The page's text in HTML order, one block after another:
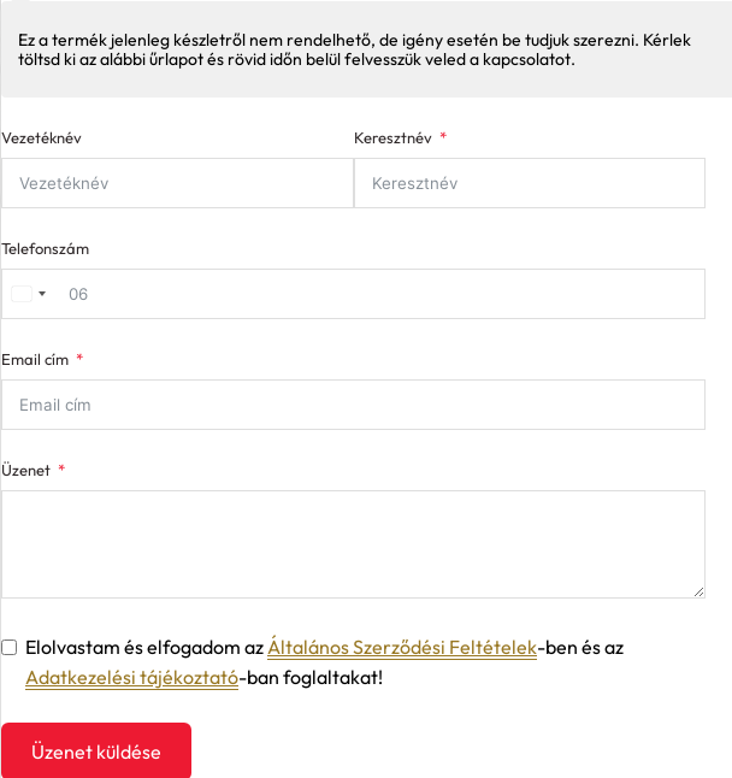
Ez a termék jelenleg készletről nem rendelhető, de igény esetén be tudjuk szerezni. Kérlek
töltsd ki az alábbi űrlapot és rövid időn belül felvesszük veled a kapcsolatot.
Vezetéknév Keresztnév
Telefonszám
Email cím
Üzenet
Elolvastam és elfogadom az Általános Szerződési Feltételek-ben és az
Adatkezelési tájékoztató-ban foglaltakat!
Üzenet küldése